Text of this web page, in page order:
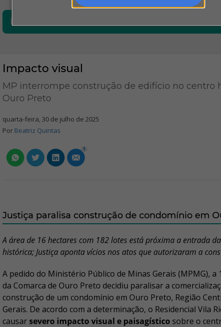
Impacto visual
MP interrompe construção de edifício no centro
Ouro Preto
quarta-feira, 30 de julho de 2025
Por Beatriz Quintas
1
Justiça paralisa construção de condomínio em
A área de 16 hectares com 182 lotes está próxima a entrada
histórica; Justiça aponta vícios nos atos que autorizaram a
A pedido do Ministério Público de Minas Gerais (MPMG), a
da Comarca de Ouro Preto decidiu paralisar a
construção de um condomínio em Ouro Preto, Região
Gerais. De acordo com a determinação, o Residencial Vila
causarsevero impacto visual e paisagístico sobre o